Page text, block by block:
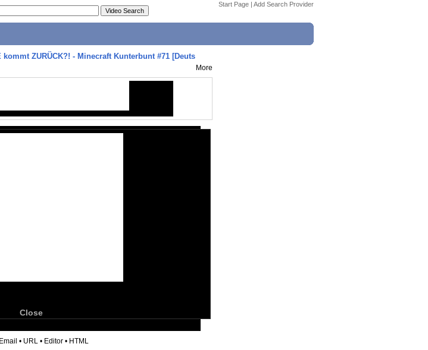
Start Page | Add Search Provider
kommt ZURÜCK?! - Minecraft Kunterbunt #71 [Deuts
More
Close
Email • URL • Editor • HTML